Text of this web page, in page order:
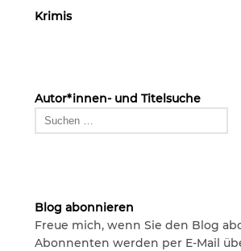
Krimis
Autor*innen- und Titelsuche
Blog abonnieren
Freue mich, wenn Sie den Blog
Abonnenten werden per E-Mail